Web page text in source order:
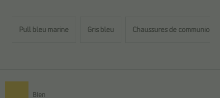
Pull bleu marine Gris bleu Chaussures de communion
Bien